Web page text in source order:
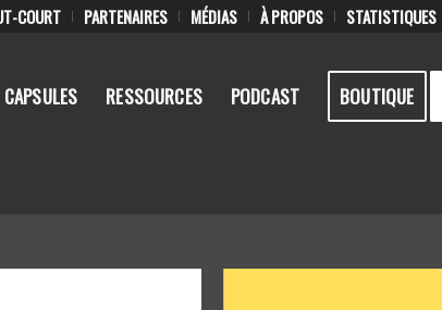
COURT PARTENAIRES MÉDIAS À PROPOS STATISTIQUES
CAPSULES RESSOURCES PODCAST BOUTIQUE